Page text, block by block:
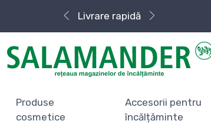
Livrare rapidă
Produse
cosmetice
Accesorii pentru
încălțăminte